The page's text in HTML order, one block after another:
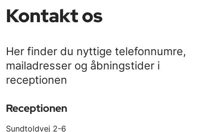
Kontakt os
Her finder du nyttige telefonnumre,
mailadresser og åbningstider i
receptionen
Receptionen
Sundtoldvej 2-6